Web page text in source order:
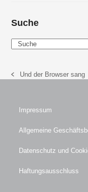
Suche
Search
vorheriger
Und der Browser sang
Impressum
Allgemeine
Datenschutz und
Haftungsausschluss